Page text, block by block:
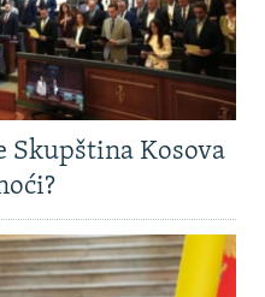
Skupština Kosova